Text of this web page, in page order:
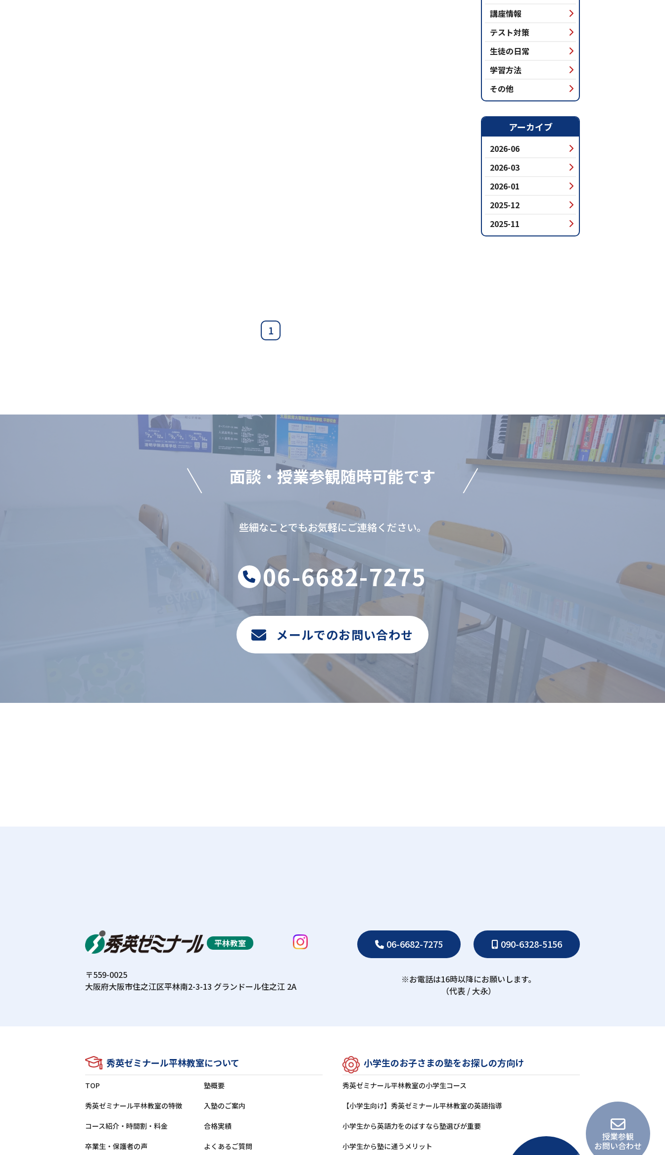
授業参観
お問い合わせ
講座情報
テスト対策
生徒の日常
学習方法
その他
アーカイブ
2026-06
2026-03
2026-01
2025-12
2025-11
1
⾯談‧授業参観随時可能です
些細なことでもお気軽にご連絡ください。
06-6682-7275
メールでのお問い合わせ
平林教室
〒559-0025
⼤阪府⼤阪市住之江区平林南2-3-13 グランドール住之江 2A
06-6682-7275 090-6328-5156
※お電話は16時以降にお願いします。
（代表 / ⼤永）
秀英ゼミナール平林教室について
TOP 塾概要
秀英ゼミナール平林教室の特徴 ⼊塾のご案内
コース紹介・時間割・料⾦ 合格実績
卒業⽣‧保護者の声 よくあるご質問
⼩学⽣のお⼦さまの塾をお探しの⽅向け
秀英ゼミナール平林教室の⼩学⽣コース
【小学生向け】秀英ゼミナール平林教室の英語指導
⼩学⽣から英語⼒をのばすなら塾選びが重要
⼩学⽣から塾に通うメリット